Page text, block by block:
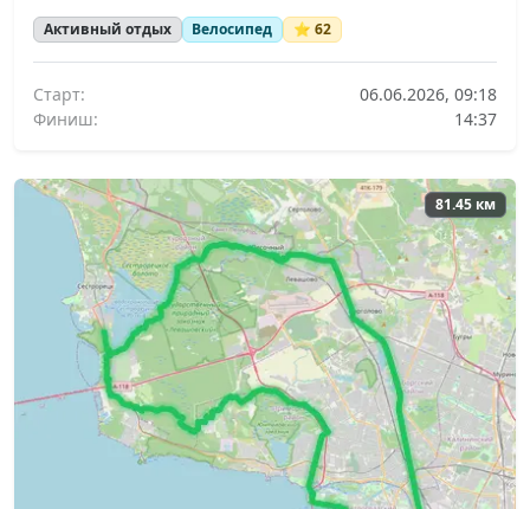
Активный отдых Велосипед ⭐ 62
Старт:
06.06.2026, 09:18
Финиш:
14:37
81.45 км